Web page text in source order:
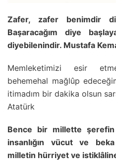
Zafer, zafer benimdir
Başaracağım diye
diyebilenindir. Mustafa
Memleketimizi esir
behemehal mağlûp
itimadım bir dakika olsun
Atatürk
Bence bir millette
insanlığın vücut ve
milletin hürriyet ve